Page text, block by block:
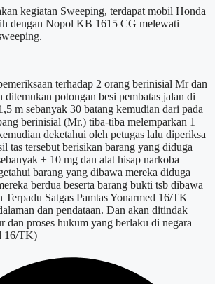
kegiatan Sweeping, terdapat mobil Honda
dengan Nopol KB 1615 CG melewati
terhadap 2 orang berinisial Mr dan
ditemukan potongan besi pembatas jalan di
m sebanyak 30 batang kemudian dari pada
berinisial (Mr.) tiba-tiba melemparkan 1
deketahui oleh petugas lalu diperiksa
tas tersebut berisikan barang yang diduga
± 10 mg dan alat hisap narkoba
barang yang dibawa mereka diduga
berdua beserta barang bukti tsb dibawa
Satgas Pamtas Yonarmed 16/TK
dan pendataan. Dan akan ditindak
dan proses hukum yang berlaku di negara
16/TK)